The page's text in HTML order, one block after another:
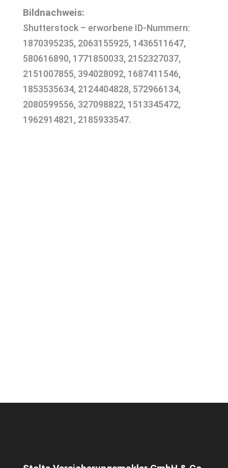
Bildnachweis:
Shutterstock – erworbene ID-Nummern:
1870395235, 2063155925, 1436511647,
580616890, 1771850033, 2152327037,
2151007855, 394028092, 1687411546,
1853535634, 2124404828, 572966134,
2080599556, 327098822, 1513345472,
1962914821, 2185933547.